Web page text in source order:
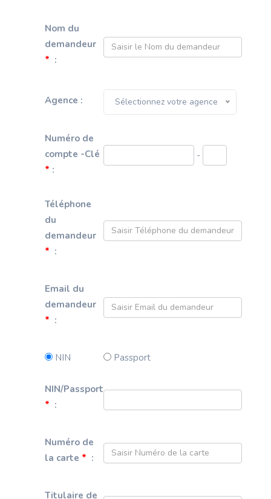
Nom du
demandeur
* :
Agence : Sélectionnez votre agence
Numéro de
compte -Clé
* :
-
Téléphone
du
demandeur
* :
Email du
demandeur
* :
NIN Passport
NIN/Passport
* :
Numéro de
la carte * :
Titulaire de